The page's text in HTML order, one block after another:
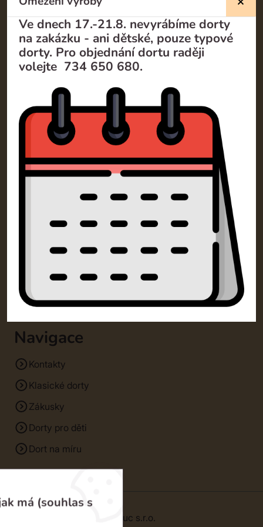
Kontakty
SM Dorty Olomouc s.r.o.
Mošnerova 1318/14A 77900 Olomouc
+420 732 729 300
info@dorty-olomouc.cz
Klientská sekce
Obchodní podmínky
Zpracování osobních údajů
Cookies
Navigace
Kontakty
Klasické dorty
Zákusky
Dorty pro děti
Dort na míru
© 2026 | SM Dorty Olomouc s.r.o.
Ve dnech 17.-21.8. nevyrábíme dorty
na zakázku - ani dětské, pouze typové
dorty. Pro objednání dortu raději
volejte 734 650 680.
má (souhlas s